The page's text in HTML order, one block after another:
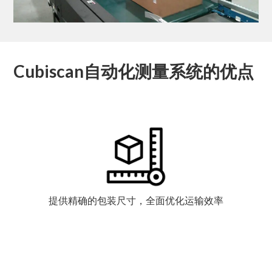
Cubiscan自动化测量系统的优点
提供精确的包装尺寸，全面优化运输效率